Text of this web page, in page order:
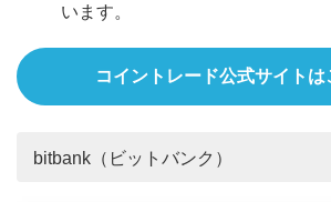
います。
コイントレード公式サイトは
bitbank（ビットバンク）